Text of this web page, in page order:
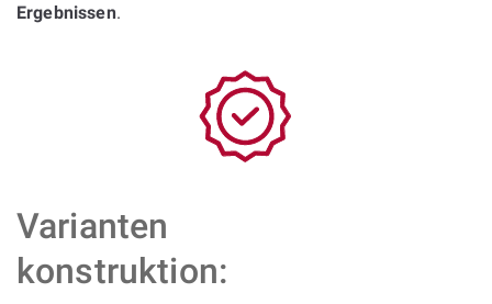
Ergebnissen.
Varianten
konstruktion: